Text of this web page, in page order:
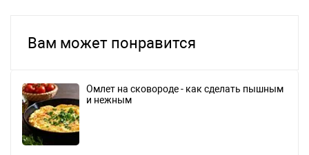
Вам может понравится
Омлет на сковороде - как сделать пышным
и нежным